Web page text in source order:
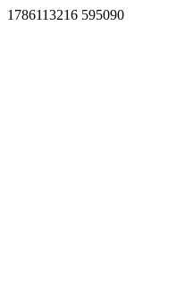
1786113216 595090